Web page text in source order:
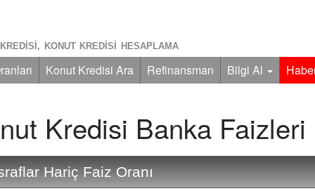
KONUT KREDISI HESAPLAMA
Konut Kredisi Ara Refinansman Bilgi Al
Kredisi Banka Faizleri
Hariç Faiz Oranı